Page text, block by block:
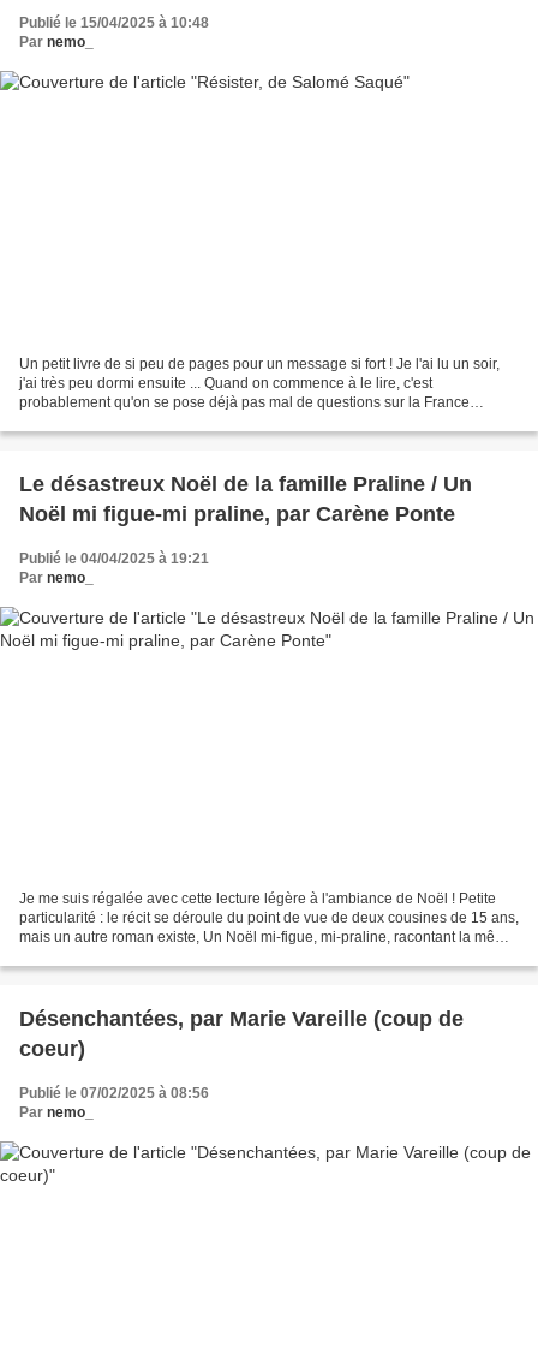
Publié le 15/04/2025 à 10:48
Par nemo_
Un petit livre de si peu de pages pour un message si fort ! Je l'ai lu un soir,
j'ai très peu dormi ensuite ... Quand on commence à le lire, c'est
probablement qu'on se pose déjà pas mal de questions sur la France
Le désastreux Noël de la famille Praline / Un
Noël mi figue-mi praline, par Carène Ponte
Publié le 04/04/2025 à 19:21
Par nemo_
Je me suis régalée avec cette lecture légère à l'ambiance de Noël ! Petite
particularité : le récit se déroule du point de vue de deux cousines de 15 ans,
mais un autre roman existe, Un Noël mi-figue, mi-praline, racontant la même
Désenchantées, par Marie Vareille (coup de
coeur)
Publié le 07/02/2025 à 08:56
Par nemo_